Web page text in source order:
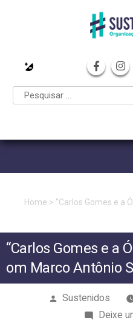
Pular
o
Home > “Carlos Gomes e a
“Carlos Gomes e a
om Marco Antônio
Publicado
Sustenidos
Deixe